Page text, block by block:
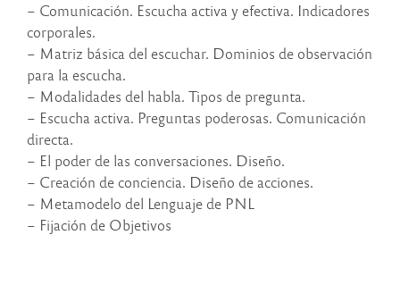
– Comunicación. Escucha activa y efectiva. Indicadores
corporales.
– Matriz básica del escuchar. Dominios de observación
para la escucha.
– Modalidades del habla. Tipos de pregunta.
– Escucha activa. Preguntas poderosas. Comunicación
directa.
– El poder de las conversaciones. Diseño.
– Creación de conciencia. Diseño de acciones.
– Metamodelo del Lenguaje de PNL
– Fijación de Objetivos